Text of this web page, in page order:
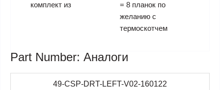
комплект из
= 8 планок по
желанию с
термоскотчем
Part Number: Аналоги
49-CSP-DRT-LEFT-V02-160122